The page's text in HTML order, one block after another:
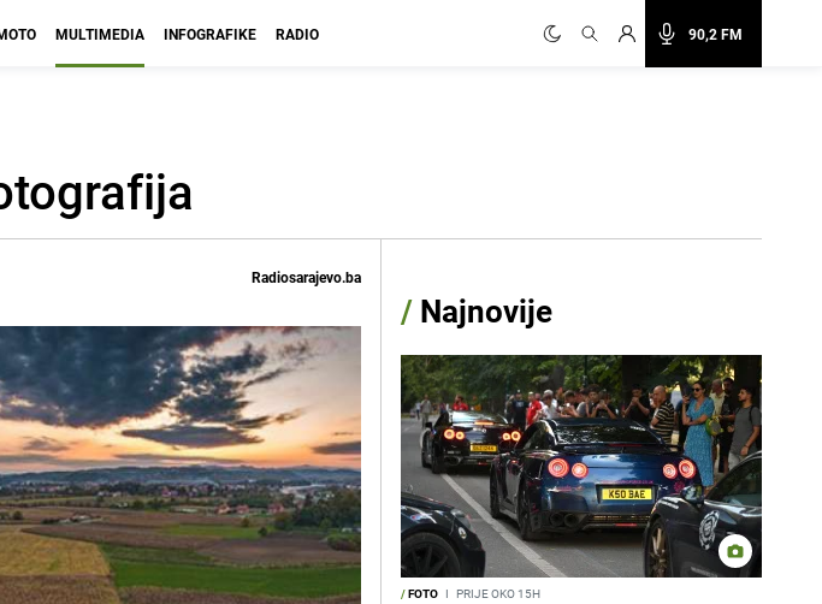
90,2 FM
MULTIMEDIA INFOGRAFIKE RADIO
Radiosarajevo.ba
/ Najnovije
/FOTO I PRIJE OKO 15H